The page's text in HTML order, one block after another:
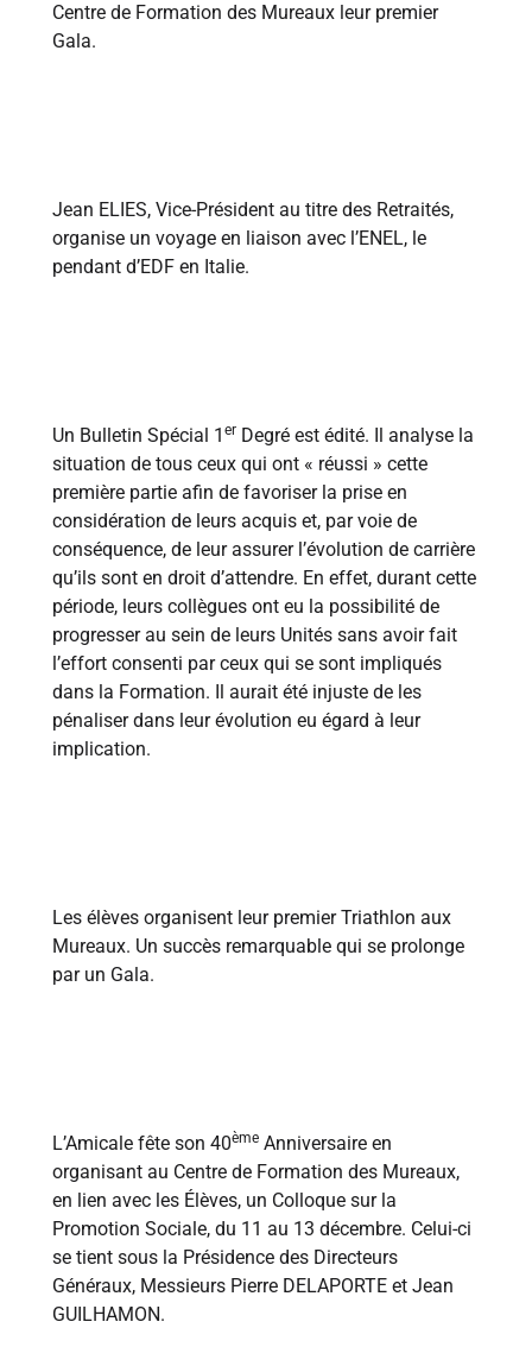
Centre de Formation des Mureaux leur premier
Gala.
Jean ELIES, Vice-Président au titre des Retraités,
organise un voyage en liaison avec l’ENEL, le
pendant d’EDF en Italie.
Un Bulletin Spécial 1 er Degré est édité. Il analyse la
situation de tous ceux qui ont « réussi » cette
première partie afin de favoriser la prise en
considération de leurs acquis et, par voie de
conséquence, de leur assurer l’évolution de carrière
qu’ils sont en droit d’attendre. En effet, durant cette
période, leurs collègues ont eu la possibilité de
progresser au sein de leurs Unités sans avoir fait
l’effort consenti par ceux qui se sont impliqués
dans la Formation. Il aurait été injuste de les
pénaliser dans leur évolution eu égard à leur
implication.
Les élèves organisent leur premier Triathlon aux
Mureaux. Un succès remarquable qui se prolonge
par un Gala.
L’Amicale fête son 40ème Anniversaire en
organisant au Centre de Formation des Mureaux,
en lien avec les Élèves, un Colloque sur la
Promotion Sociale, du 11 au 13 décembre. Celui-ci
se tient sous la Présidence des Directeurs
Généraux, Messieurs Pierre DELAPORTE et Jean
GUILHAMON.